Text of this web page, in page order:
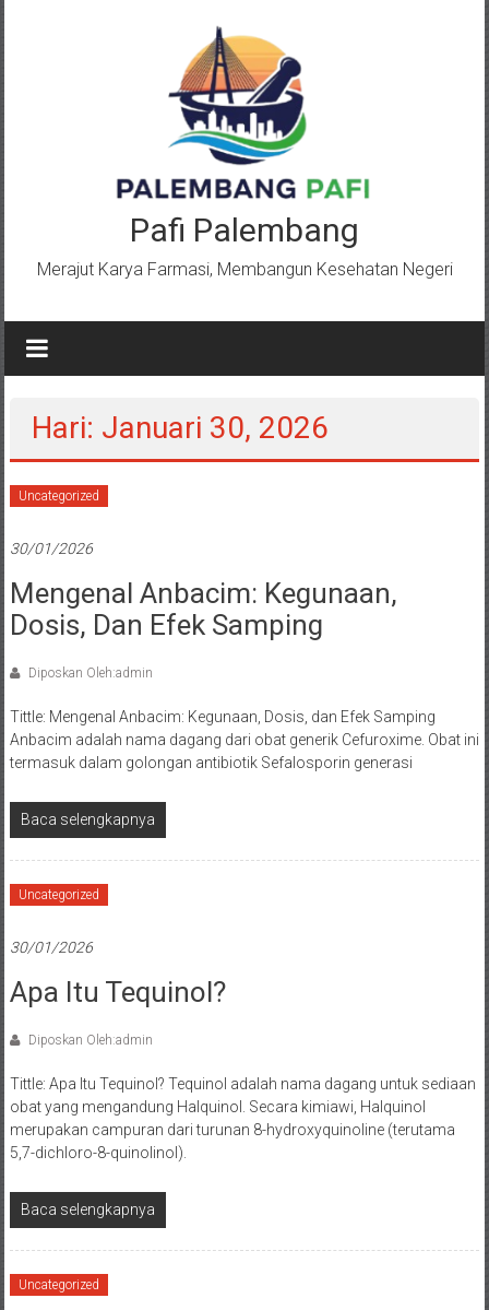
Pafi Palembang
Merajut Karya Farmasi, Membangun Kesehatan Negeri
Hari: Januari 30, 2026
Uncategorized
30/01/2026
Mengenal Anbacim: Kegunaan,
Dosis, Dan Efek Samping
Diposkan Oleh:admin
Tittle: Mengenal Anbacim: Kegunaan, Dosis, dan Efek Samping
Anbacim adalah nama dagang dari obat generik Cefuroxime. Obat ini
termasuk dalam golongan antibiotik Sefalosporin generasi
Baca selengkapnya
Uncategorized
30/01/2026
Apa Itu Tequinol?
Diposkan Oleh:admin
Tittle: Apa Itu Tequinol? Tequinol adalah nama dagang untuk sediaan
obat yang mengandung Halquinol. Secara kimiawi, Halquinol
merupakan campuran dari turunan 8-hydroxyquinoline (terutama
5,7-dichloro-8-quinolinol).
Baca selengkapnya
Uncategorized